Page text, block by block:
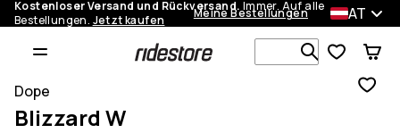
Kostenloser Versand und Rückversand. Immer. Auf alle
Bestellungen. Jetzt kaufen Meine Bestellungen AT
Dope
Blizzard W